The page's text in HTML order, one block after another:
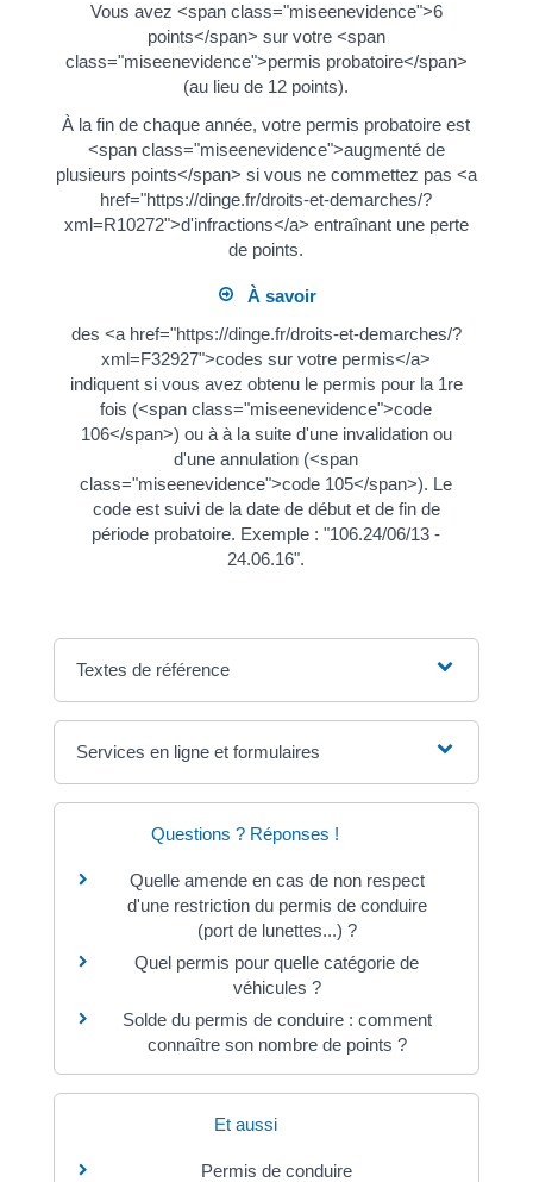
Vous avez <span class="miseenevidence">6
points</span> sur votre <span
class="miseenevidence">permis probatoire</span>
(au lieu de 12 points).
À la fin de chaque année, votre permis probatoire est
<span class="miseenevidence">augmenté de
plusieurs points</span> si vous ne commettez pas <a
href="https://dinge.fr/droits-et-demarches/?
xml=R10272">d'infractions</a> entraînant une perte
de points.
À savoir
des <a href="https://dinge.fr/droits-et-demarches/?
xml=F32927">codes sur votre permis</a>
indiquent si vous avez obtenu le permis pour la 1re
fois (<span class="miseenevidence">code
106</span>) ou à à la suite d'une invalidation ou
d'une annulation (<span
class="miseenevidence">code 105</span>). Le
code est suivi de la date de début et de fin de
période probatoire. Exemple : "106.24/06/13 -
24.06.16".
Textes de référence
Services en ligne et formulaires
Questions ? Réponses !
Quelle amende en cas de non respect
d'une restriction du permis de conduire
(port de lunettes...) ?
Quel permis pour quelle catégorie de
véhicules ?
Solde du permis de conduire : comment
connaître son nombre de points ?
Et aussi
Permis de conduire